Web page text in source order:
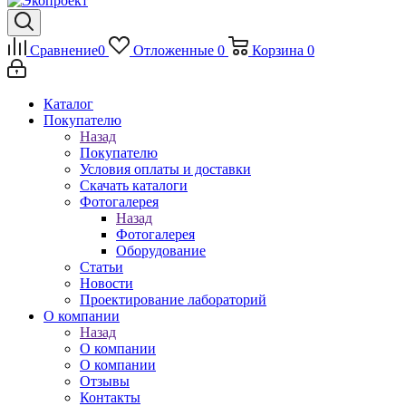
Сравнение0 Отложенные 0 Корзина 0
Каталог
Покупателю
Назад
Покупателю
Условия оплаты и доставки
Скачать каталоги
Фотогалерея
Назад
Фотогалерея
Оборудование
Статьи
Новости
Проектирование лабораторий
О компании
Назад
О компании
О компании
Отзывы
Контакты